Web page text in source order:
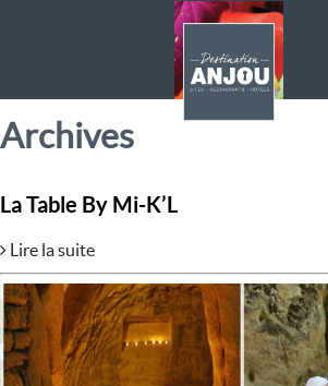
Archives
La Table By Mi-K’L
Lire la suite